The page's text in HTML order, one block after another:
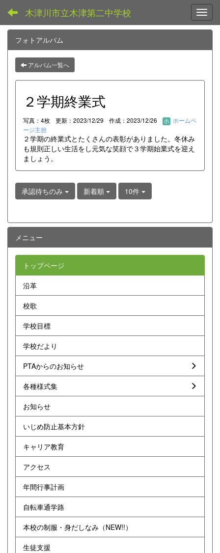
木津川市立木津第二中学校
フォトアルバム
アルバム一覧へ
２学期終業式
写真：4枚 更新：2023/12/29 作成：2023/12/26
ホームペ
ージ主担
２学期の終業式とたくさんの表彰がありました。冬休み
も規則正しい生活をし元気な笑顔で３学期始業式を迎え
ましょう。
承認待ちのみ 新着順 10件
メニュー
トップページ
沿革
校歌
学校目標
学校だより
PTAからのお知らせ
各種様式集
お知らせ
いじめ防止基本方針
キャリア教育
アクセス
年間行事計画
自転車通学路
本校の制服・身だしなみ（NEW!!）
生徒支援